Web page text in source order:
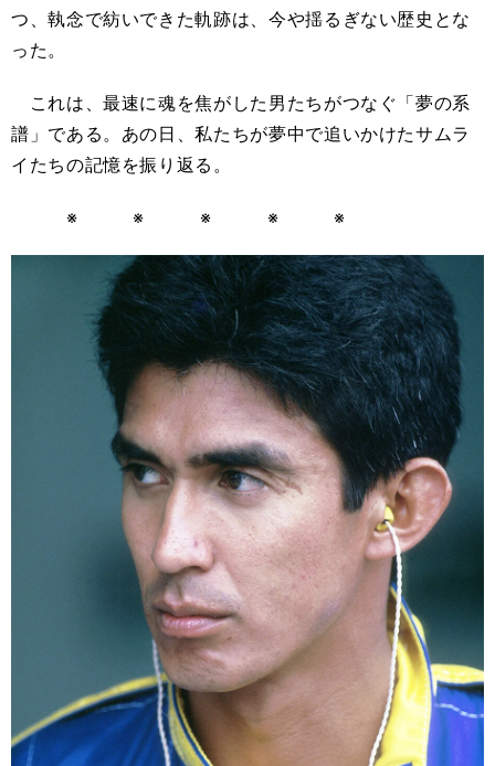
つ、執念で紡いできた軌跡は、今や揺るぎない歴史とな
った。
これは、最速に魂を焦がした男たちがつなぐ「夢の系
譜」である。あの日、私たちが夢中で追いかけたサムラ
イたちの記憶を振り返る。
※ ※ ※ ※ ※